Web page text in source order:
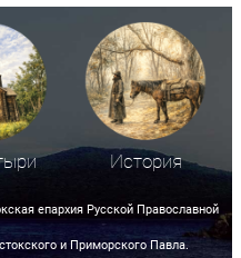
История
епархия Русской Православной
и Приморского Павла.